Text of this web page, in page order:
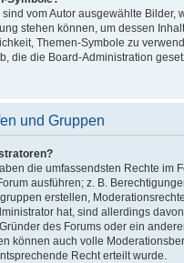
vom Autor ausgewählte Bilder,
stehen können, um dessen
Themen-Symbole zu
die die Board-Administration
und Gruppen
die umfassendsten Rechte im
ausführen; z. B.
erstellen,
hat, sind allerdings
des Forums oder ein
können auch volle
Recht erteilt wurde.